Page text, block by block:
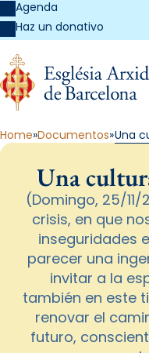
Agenda
Haz un donativo
Home Documentos Una
Una
(Domingo, 25/
crisis, en que
inseguridades
parecer una
invitar a la
también en este
renovar el
futuro,